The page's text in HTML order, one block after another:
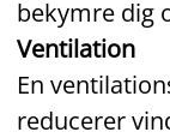
bekymre dig
Ventilation
En
reducerer